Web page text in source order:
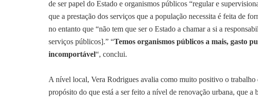
de ser papel do Estado e organismos públicos “regular e
que a prestação dos serviços que a população necessita é feita de
no entanto que “não tem que ser o Estado a chamar a si a
serviços públicos].” “Temos organismos públicos a mais, gasto
incomportável“, conclui.
A nível local, Vera Rodrigues avalia como muito positivo o trabalho
propósito do que está a ser feito a nível de renovação urbana, que a